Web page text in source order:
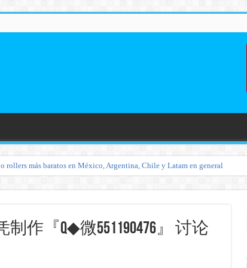
rollers más baratos en México, Argentina, Chile y Latam en general
作『Q◆微551190476』 讨论